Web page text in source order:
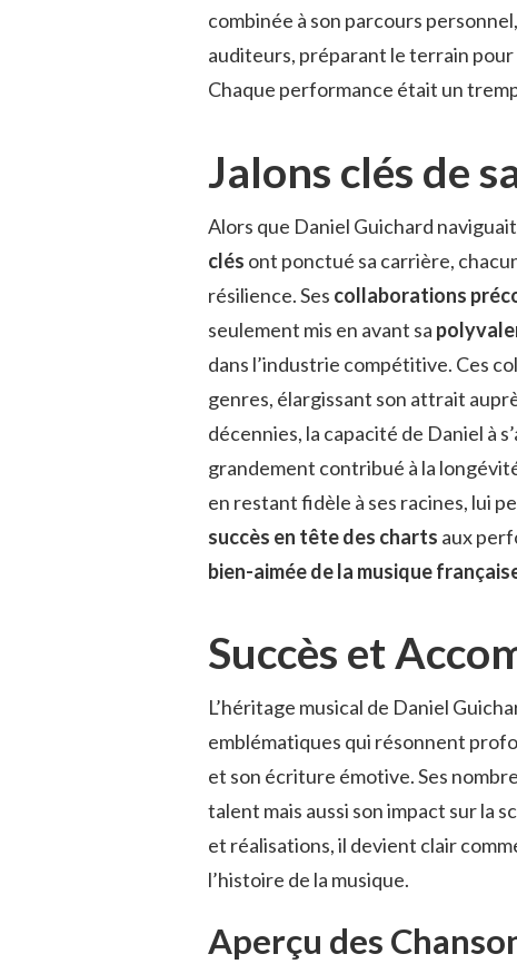
combinée à son parcours
auditeurs, préparant le terrain
Chaque performance était un
Jalons clés de
Alors que Daniel Guichard
clés ont ponctué sa carrière,
résilience. Ses collaborations
seulement mis en avant sa
dans l’industrie compétitive. Ces
genres, élargissant son attrait
décennies, la capacité de Daniel à
grandement contribué à la
en restant fidèle à ses racines, lui
succès en tête des charts aux
bien-aimée de la musique
Succès et
L’héritage musical de Daniel
emblématiques qui résonnent
et son écriture émotive. Ses
talent mais aussi son impact sur la
et réalisations, il devient clair
l’histoire de la musique.
Aperçu des